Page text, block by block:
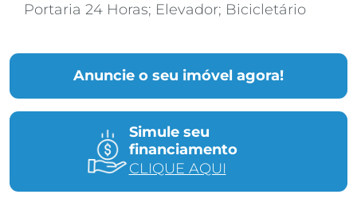
Anuncie o seu imóvel agora!
Simule seu
financiamento
CLIQUE AQUI
Portaria 24 Horas; Elevador; Bicicletário